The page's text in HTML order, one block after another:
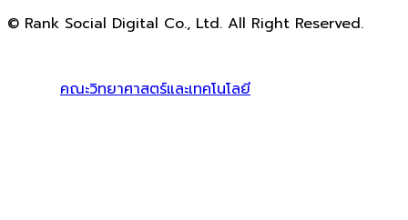
© Rank Social Digital Co., Ltd. All Right Reserved.
คณะวิทยาศาสตร์และเทคโนโลยี